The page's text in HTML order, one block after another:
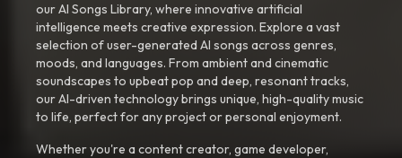
our AI Songs Library, where innovative artificial
intelligence meets creative expression. Explore a vast
selection of user-generated AI songs across genres,
moods, and languages. From ambient and cinematic
soundscapes to upbeat pop and deep, resonant tracks,
our AI-driven technology brings unique, high-quality music
to life, perfect for any project or personal enjoyment.
Whether you're a content creator, game developer,